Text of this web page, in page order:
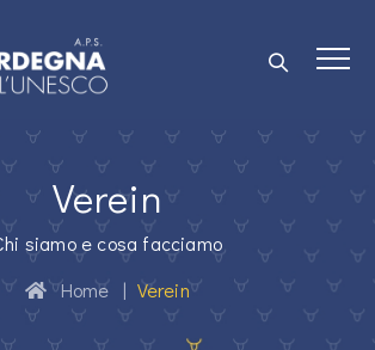
Verein
siamo e cosa facciamo
Home | Verein